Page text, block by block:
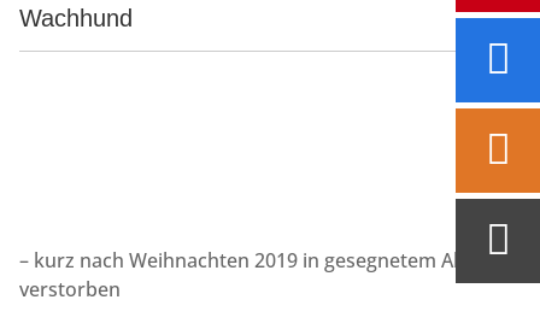
Wachhund
– kurz nach Weihnachten 2019 in gesegnetem Alter
verstorben